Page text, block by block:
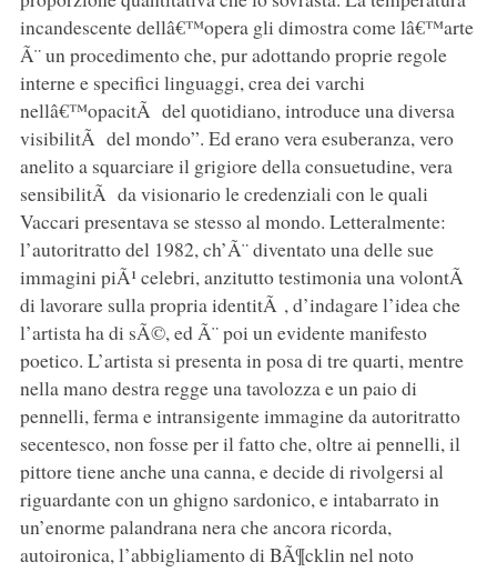
incandescente dellâ€™opera gli dimostra come lâ€™arte
Ã¨ un procedimento che, pur adottando proprie regole
interne e specifici linguaggi, crea dei varchi
nellâ€™opacitÃ del quotidiano, introduce una diversa
visibilitÃ del mondo”. Ed erano vera esuberanza, vero
anelito a squarciare il grigiore della consuetudine, vera
sensibilitÃ da visionario le credenziali con le quali
Vaccari presentava se stesso al mondo. Letteralmente:
l’autoritratto del 1982, ch’Ã¨ diventato una delle sue
immagini piÃ¹ celebri, anzitutto testimonia una volontÃ
di lavorare sulla propria identitÃ , d’indagare l’idea che
l’artista ha di sÃ©, ed Ã¨ poi un evidente manifesto
poetico. L’artista si presenta in posa di tre quarti, mentre
nella mano destra regge una tavolozza e un paio di
pennelli, ferma e intransigente immagine da autoritratto
secentesco, non fosse per il fatto che, oltre ai pennelli, il
pittore tiene anche una canna, e decide di rivolgersi al
riguardante con un ghigno sardonico, e intabarrato in
un’enorme palandrana nera che ancora ricorda,
autoironica, l’abbigliamento di BÃ¶cklin nel noto